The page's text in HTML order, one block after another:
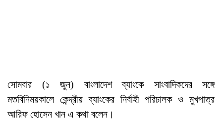
সোমবার (১ জুন) বাংলাদেশ ব্যাংকে সাংবাদিকদের সঙ্গে
মতবিনিময়কালে কেন্দ্রীয় ব্যাংকের নির্বাহী পরিচালক ও মুখপাত্র
আরিফ হোসেন খান এ কথা বলেন।